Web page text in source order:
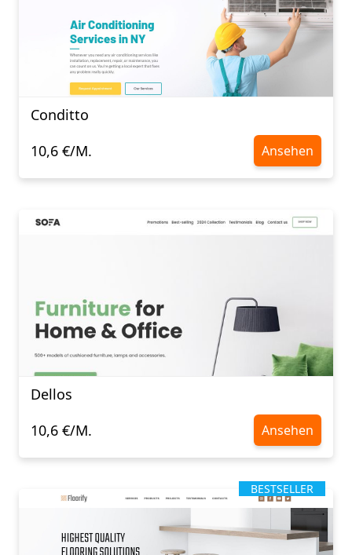
Conditto
10,6 €/M.
Ansehen
Dellos
10,6 €/M.
Ansehen
BESTSELLER